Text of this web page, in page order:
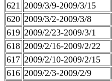
621 2009/3/9-2009/3/15
620 2009/3/2-2009/3/8
619 2009/2/23-2009/3/1
618 2009/2/16-2009/2/22
617 2009/2/10-2009/2/15
616 2009/2/3-2009/2/9